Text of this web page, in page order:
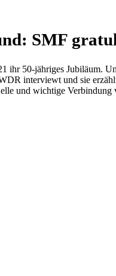
SMF
ihr 50-jähriges Jubiläum.
interviewt und sie
und wichtige Verbindung